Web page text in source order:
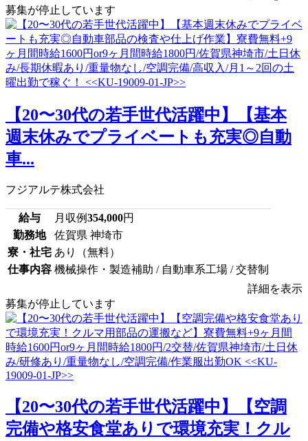
募集が停止しています
【20〜30代の若手世代活躍中】【基本
週末休みでプライベートも充実◎自動
車...
フジアルテ株式会社
給与 月収例354,000円
勤務地
佐賀県 神埼市
寮・社宅 あり（無料）
仕事内容 機械操作・製造補助 / 自動車系工場 / 交替制
詳細を表示
募集が停止しています
【20〜30代の若手世代活躍中】【空調
完備や格安食堂ありで環境充実！クル